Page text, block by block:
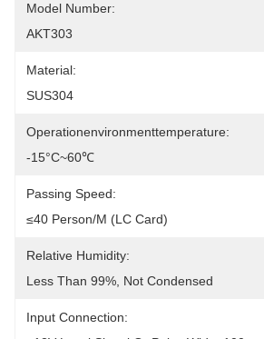
Model Number:
AKT303
Material:
SUS304
Operationenvironmenttemperature:
-15°C~60℃
Passing Speed:
≤40 Person/m (lC Card)
Relative Humidity:
Less Than 99%, Not Condensed
Input Connection: